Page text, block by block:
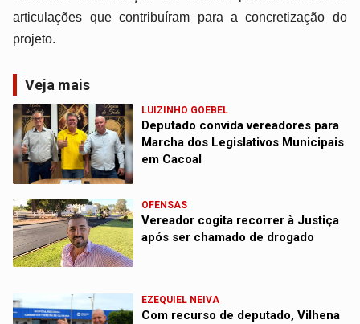
articulações que contribuíram para a concretização do
projeto.
Veja mais
LUIZINHO GOEBEL
Deputado convida vereadores para
Marcha dos Legislativos Municipais
em Cacoal
OFENSAS
Vereador cogita recorrer à Justiça
após ser chamado de drogado
EZEQUIEL NEIVA
Com recurso de deputado, Vilhena